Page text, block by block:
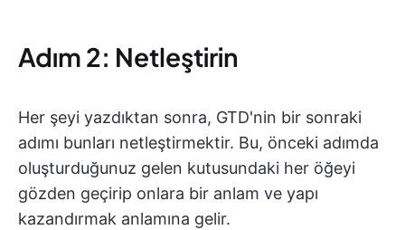
Adım 2: Netleştirin
Her şeyi yazdıktan sonra, GTD'nin bir sonraki
adımı bunları netleştirmektir. Bu, önceki adımda
oluşturduğunuz gelen kutusundaki her öğeyi
gözden geçirip onlara bir anlam ve yapı
kazandırmak anlamına gelir.